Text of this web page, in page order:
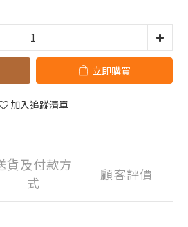
立即購買
加入追蹤清單
貨及付款方
式
顧客評價